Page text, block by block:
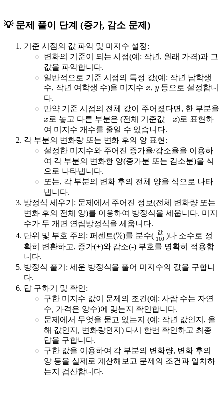
💡 문제 풀이 단계 (증가, 감소 문제)
기준 시점의 값 파악 및 미지수 설정:
변화의 기준이 되는 시점(예: 작년, 원래 가격)과 그
값을 파악합니다.
일반적으로 기준 시점의 특정 값(예: 작년 남학생
수, 작년 여학생 수)을 미지수
x, y등으로 설정합니
다.
만약 기준 시점의 전체 값이 주어졌다면, 한 부분을
x로 놓고 다른 부분은 (전체 기준값 – x)로 표현하
여 미지수 개수를 줄일 수 있습니다.
각 부분의 변화량 또는 변화 후의 양 표현:
설정한 미지수와 주어진 증가율/감소율을 이용하
여 각 부분의 변화한 양(증가분 또는 감소분)을 식
으로 나타냅니다.
또는, 각 부분의 변화 후의 전체 양을 식으로 나타
냅니다.
방정식 세우기: 문제에서 주어진 정보(전체 변화량 또는
변화 후의 전체 양)를 이용하여 방정식을 세웁니다. 미지
수가 두 개면 연립방정식을 세웁니다.
단위 및 부호 주의: 퍼센트(%)를 분수(값
100)나 소수로 정
확히 변환하고, 증가(+)와 감소(-) 부호를 명확히 적용합
니다.
방정식 풀기: 세운 방정식을 풀어 미지수의 값을 구합니
다.
답 구하기 및 확인:
구한 미지수 값이 문제의 조건(예: 사람 수는 자연
수, 가격은 양수)에 맞는지 확인합니다.
문제에서 무엇을 묻고 있는지 (예: 작년 값인지, 올
해 값인지, 변화량인지) 다시 한번 확인하고 최종
답을 구합니다.
구한 값을 이용하여 각 부분의 변화량, 변화 후의
양 등을 실제로 계산해보고 문제의 조건과 일치하
는지 검산합니다.